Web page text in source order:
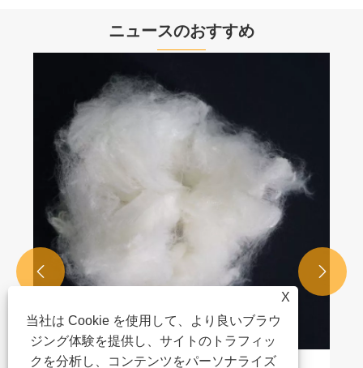
ニュースのおすすめ
 
X
当社は Cookie を使用して、より良いブラウ
ジング体験を提供し、サイトのトラフィッ
クを分析し、コンテンツをパーソナライズ